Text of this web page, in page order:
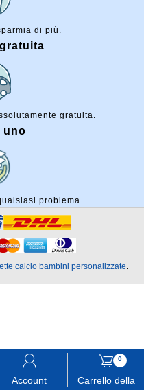
di più.
gratuita.
uno
problema.
󰃳
Account
0
󰃦
Carrello della
calcio bambini personalizzate.